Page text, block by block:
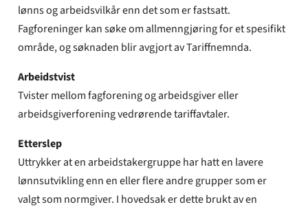
lønns og arbeidsvilkår enn det som er fastsatt.
Fagforeninger kan søke om allmenngjøring for et spesifikt
område, og søknaden blir avgjort av Tariffnemnda.
Arbeidstvist
Tvister mellom fagforening og arbeidsgiver eller
arbeidsgiverforening vedrørende tariffavtaler.
Etterslep
Uttrykker at en arbeidstakergruppe har hatt en lavere
lønnsutvikling enn en eller flere andre grupper som er
valgt som normgiver. I hovedsak er dette brukt av en